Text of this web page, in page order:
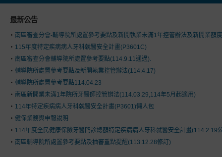
最新公告
南區審查分會-輔導院所處置參考要點及新開執業未滿1年控管辦法及新開業額
115年度特定疾病病人牙科就醫安全計畫(P3601C)
南區審查分會輔導院所處置參考要點(114.9.11通過).
輔導院所處置參考要點及新開執業控管辦法(114.4.17)
輔導院所處置參考要點114.04.23
南區新開業未滿1年院所牙醫師控管辦法(114.03.29,114年5月起適用)
114年特定疾病病人牙科就醫安全計畫(P3601)懶人包
健保業務與申報說明
114年度全民健康保險牙醫門診總額特定疾病病人牙科就醫安全計畫(114.2.19
南區輔導院所處置參考要點及抽審重點提醒(113.12.28修訂)